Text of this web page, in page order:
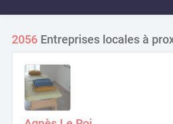
2056 Entreprises locales à